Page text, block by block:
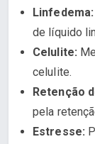
Linfedema:
de líquido
Celulite:
celulite.
Retenção
pela
Estresse: